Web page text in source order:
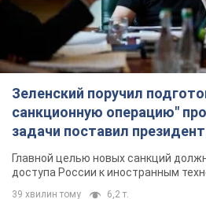
Зеленский поручил
санкционную операцию"
задачи поставил
Главной целью новых санкций
доступа России к иностранным
39 хвилин тому 6,2 т.